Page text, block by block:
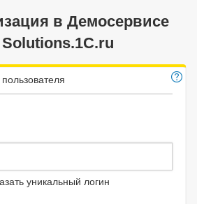
в Демосервисе
Solutions.1C.ru
уникальный логин